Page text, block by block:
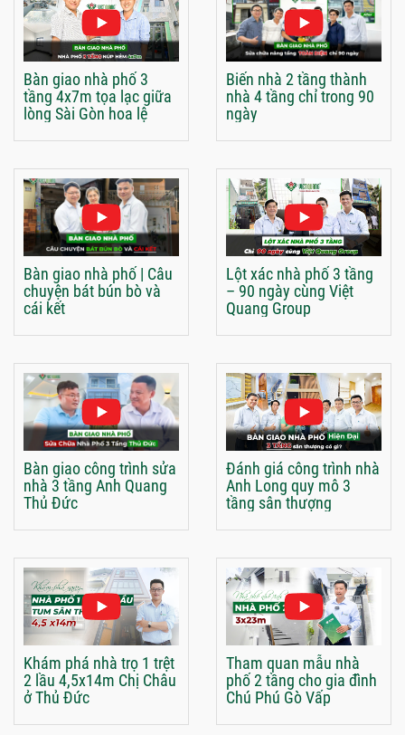
Bàn giao nhà phố 3
tầng 4x7m tọa lạc giữa
lòng Sài Gòn hoa lệ
Biến nhà 2 tầng thành
nhà 4 tầng chỉ trong 90
ngày
Bàn giao nhà phố | Câu
chuyện bát bún bò và
cái kết
Lột xác nhà phố 3 tầng
– 90 ngày cùng Việt
Quang Group
Bàn giao công trình sửa
nhà 3 tầng Anh Quang
Thủ Đức
Đánh giá công trình nhà
Anh Long quy mô 3
tầng sân thượng
Khám phá nhà trọ 1 trệt
2 lầu 4,5x14m Chị Châu
ở Thủ Đức
Tham quan mẫu nhà
phố 2 tầng cho gia đình
Chú Phú Gò Vấp